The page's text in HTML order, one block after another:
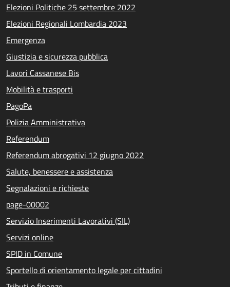
Elezioni Politiche 25 settembre 2022
Elezioni Regionali Lombardia 2023
Emergenza
Giustizia e sicurezza pubblica
Lavori Cassanese Bis
Mobilità e trasporti
PagoPa
Polizia Amministrativa
Referendum
Referendum abrogativi 12 giugno 2022
Salute, benessere e assistenza
Segnalazioni e richieste
page-00002
Servizio Inserimenti Lavorativi (SIL)
Servizi online
SPID in Comune
Sportello di orientamento legale per cittadini